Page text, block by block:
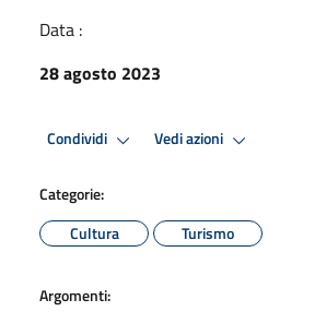
Data :
28 agosto 2023
Condividi Vedi azioni
Categorie:
Cultura
Turismo
Argomenti: